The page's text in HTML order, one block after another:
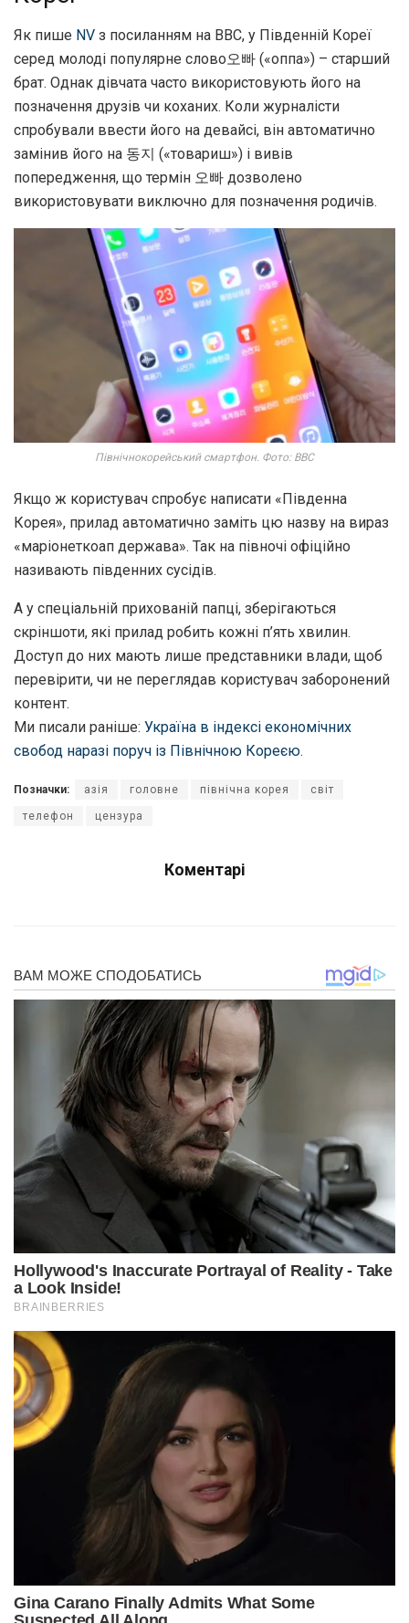
Як пише NV з посиланням на BBC, у Південній Кореї
серед молоді популярне слово오빠 («оппа») – старший
брат. Однак дівчата часто використовують його на
позначення друзів чи коханих. Коли журналісти
спробували ввести його на девайсі, він автоматично
замінив його на 동지 («товариш») і вивів
попередження, що термін 오빠 дозволено
використовувати виключно для позначення родичів.
Північнокорейський смартфон. Фото: ВВС
Якщо ж користувач спробує написати «Південна
Корея», прилад автоматично заміть цю назву на вираз
«маріонеткоап держава». Так на півночі офіційно
називають південних сусідів.
А у спеціальній прихованій папці, зберігаються
скріншоти, які прилад робить кожні п’ять хвилин.
Доступ до них мають лише представники влади, щоб
перевірити, чи не переглядав користувач заборонений
контент.
Ми писали раніше: Україна в індексі економічних
свобод наразі поруч із Північною Кореєю.
Позначки: азія головне північна корея світ
телефон цензура
Коментарі